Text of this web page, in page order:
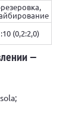
(0,2:2,0)
—